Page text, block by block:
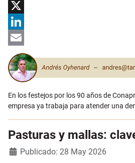
Facebook
X
LinkedIn
Email
En los festejos por los 90 años de
empresa ya trabaja para atender una
Pasturas y mallas:
DetallesPublicado: 28 May 2026